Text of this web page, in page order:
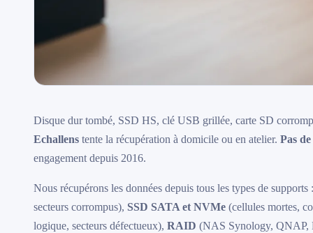
Disque dur tombé, SSD HS, clé USB grillée, carte SD
Echallens tente la récupération à domicile ou en atelier. Pas
engagement depuis 2016.
Nous récupérons les données depuis tous les types de supports :
secteurs corrompus), SSD SATA et NVMe (cellules mortes,
logique, secteurs défectueux), RAID (NAS Synology, QNAP,